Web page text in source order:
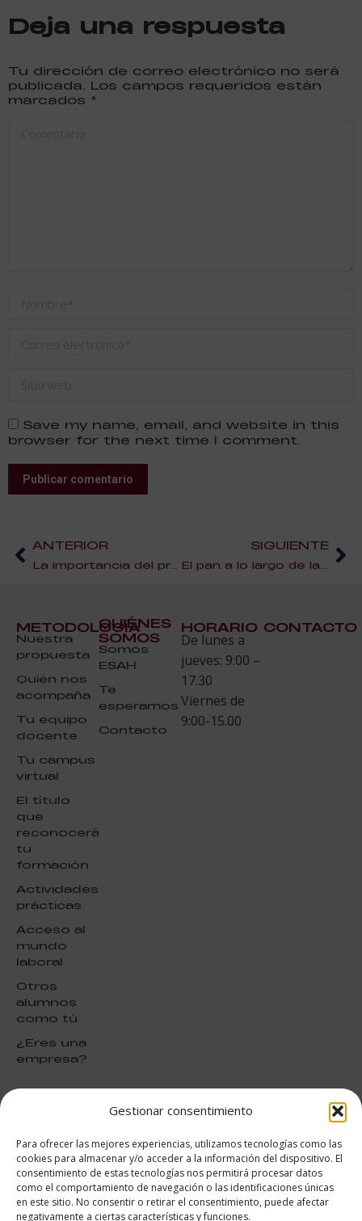
Gestionar consentimiento
Para ofrecer las mejores experiencias, utilizamos tecnologías como las
cookies para almacenar y/o acceder a la información del dispositivo. El
consentimiento de estas tecnologías nos permitirá procesar datos
como el comportamiento de navegación o las identificaciones únicas
en este sitio. No consentir o retirar el consentimiento, puede afectar
negativamente a ciertas características y funciones.
Deja una respuesta
Tu dirección de correo electrónico no será
publicada. Los campos requeridos están
marcados *
Save my name, email, and website in this
browser for the next time I comment.
Publicar comentario
ANTERIOR SIGUIENTE
METODOLOGÍA
Nuestra
propuesta
Quién nos
acompaña
Tu equipo
docente
Tu campus
virtual
El título
que
reconocerá
tu
formación
Actividades
prácticas
Acceso al
mundo
laboral
Otros
alumnos
como tú
¿Eres una
empresa?
QUIÉNES
SOMOS
Somos
ESAH
Te
esperamos
Contacto
HORARIO
De lunes a
jueves: 9:00 –
17.30
Viernes de
9:00-15.00
CONTACTO
puntuación para ESAH
basado en
Valoraciones soportado por
eKomi